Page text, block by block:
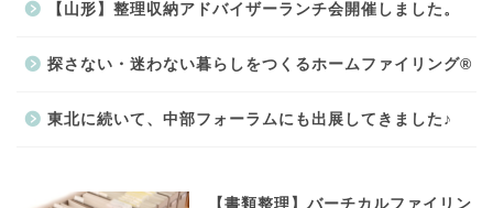
【山形】整理収納アドバイザーランチ会開催しました。
探さない・迷わない暮らしをつくるホームファイリング®
東北に続いて、中部フォーラムにも出展してきました♪
【書類整理】バーチカルファイリン